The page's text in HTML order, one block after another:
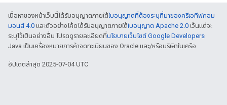
เนื้อหาของหน้าเว็บนี้ได้รับอนุญาตภายใต้ใบอนุญาตที่ต้องระบุที่มาของครีเอทีฟคอม
มอนส์ 4.0 และตัวอย่างโค้ดได้รับอนุญาตภายใต้ใบอนุญาต Apache 2.0 เว้นแต่จะ
ระบุไว้เป็นอย่างอื่น โปรดดูรายละเอียดที่นโยบายเว็บไซต์ Google Developers
Java เป็นเครื่องหมายการค้าจดทะเบียนของ Oracle และ/หรือบริษัทในเครือ
อัปเดตล่าสุด 2025-07-04 UTC